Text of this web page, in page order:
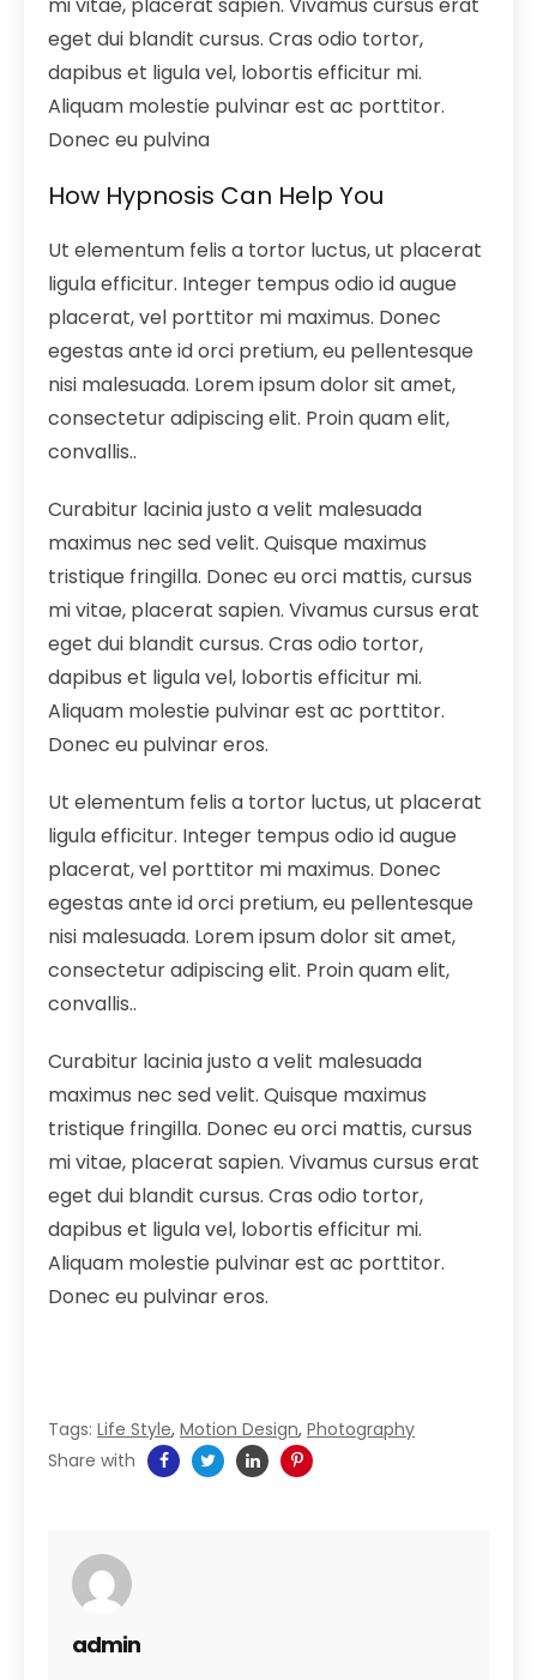
mi vitae, placerat sapien. Vivamus cursus erat
eget dui blandit cursus. Cras odio tortor,
dapibus et ligula vel, lobortis efficitur mi.
Aliquam molestie pulvinar est ac porttitor.
Donec eu pulvina
How Hypnosis Can Help You
Ut elementum felis a tortor luctus, ut placerat
ligula efficitur. Integer tempus odio id augue
placerat, vel porttitor mi maximus. Donec
egestas ante id orci pretium, eu pellentesque
nisi malesuada. Lorem ipsum dolor sit amet,
consectetur adipiscing elit. Proin quam elit,
convallis..
Curabitur lacinia justo a velit malesuada
maximus nec sed velit. Quisque maximus
tristique fringilla. Donec eu orci mattis, cursus
mi vitae, placerat sapien. Vivamus cursus erat
eget dui blandit cursus. Cras odio tortor,
dapibus et ligula vel, lobortis efficitur mi.
Aliquam molestie pulvinar est ac porttitor.
Donec eu pulvinar eros.
Ut elementum felis a tortor luctus, ut placerat
ligula efficitur. Integer tempus odio id augue
placerat, vel porttitor mi maximus. Donec
egestas ante id orci pretium, eu pellentesque
nisi malesuada. Lorem ipsum dolor sit amet,
consectetur adipiscing elit. Proin quam elit,
convallis..
Curabitur lacinia justo a velit malesuada
maximus nec sed velit. Quisque maximus
tristique fringilla. Donec eu orci mattis, cursus
mi vitae, placerat sapien. Vivamus cursus erat
eget dui blandit cursus. Cras odio tortor,
dapibus et ligula vel, lobortis efficitur mi.
Aliquam molestie pulvinar est ac porttitor.
Donec eu pulvinar eros.
Tags: Life Style, Motion Design, Photography
Share with
admin